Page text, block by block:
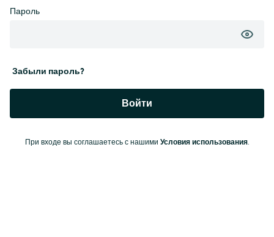
Пароль
Забыли пароль?
Войти
При входе вы соглашаетесь с нашими Условия использования.